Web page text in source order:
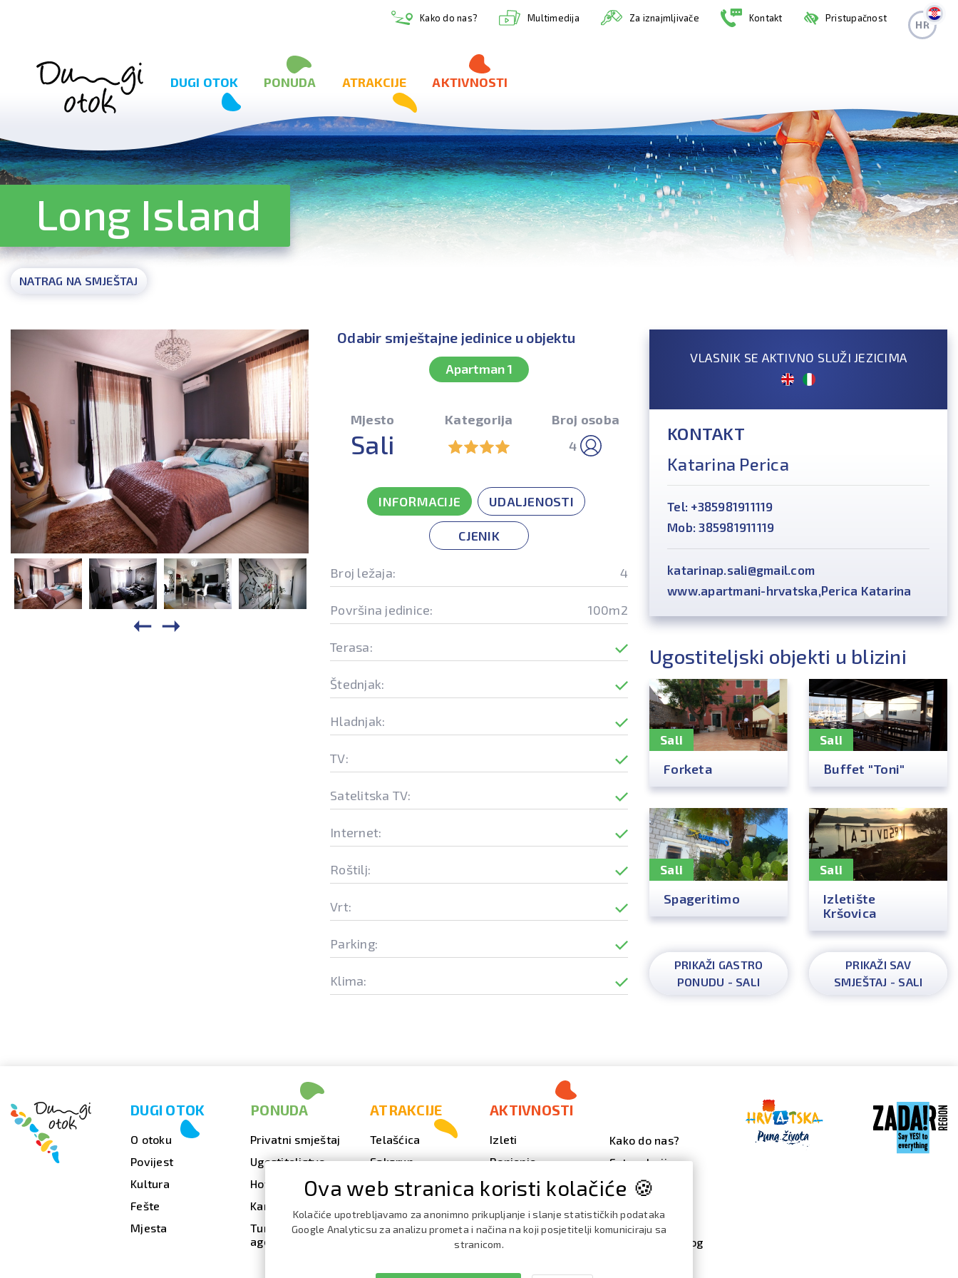
Kako do nas? Multimedija Za iznajmljivače Kontakt Pristupačnost
HR
DUGI OTOK PONUDA ATRAKCIJE AKTIVNOSTI
Long Island
NATRAG NA SMJEŠTAJ
Odabir smještajne jedinice u objektu
Apartman 1
Mjesto
Sali
Kategorija
Broj osoba
4
INFORMACIJE UDALJENOSTI
CJENIK
Broj ležaja: 4
Površina jedinice: 100m2
Terasa:
Štednjak:
Hladnjak:
TV:
Satelitska TV:
Internet:
Roštilj:
Vrt:
Parking:
Klima:
VLASNIK SE AKTIVNO SLUŽI JEZICIMA
KONTAKT
Katarina Perica
Tel: +385981911119
Mob: 385981911119
katarinap.sali@gmail.com
www.apartmani-hrvatska,Perica Katarina
Ugostiteljski objekti u blizini
Sali
Forketa
Sali
Buffet "Toni"
Sali
Spageritimo
Sali
Izletište
Kršovica
PRIKAŽI GASTRO
PONUDU - SALI
PRIKAŽI SAV
SMJEŠTAJ - SALI
DUGI OTOK
O otoku
Povijest
Kultura
Fešte
Mjesta
PONUDA
Privatni smještaj
Ugostiteljstvo
Hoteli
Kampovi
Turističke
agencije
ATRAKCIJE
Telašćica
Sakarun
Svjetionik Veli Rat
Strašna peć
AKTIVNOSTI
Izleti
Ronjenje
Outdoor
Nautika
Kako do nas?
Fotogalerija
Video galerija
događanja
Brošure / katalog
Ova web stranica koristi kolačiće 🍪
Kolačiće upotrebljavamo za anonimno prikupljanje i slanje statističkih podataka
Google Analyticsu za analizu prometa i načina na koji posjetitelji komuniciraju sa
stranicom.